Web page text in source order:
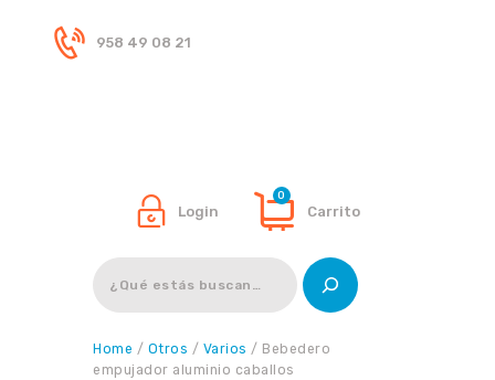
958 49 08 21
Login Carrito
0
Buscar
Home / Otros / Varios / Bebedero
empujador aluminio caballos